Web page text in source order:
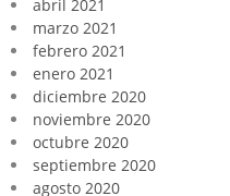
abril 2021
marzo 2021
febrero 2021
enero 2021
diciembre 2020
noviembre 2020
octubre 2020
septiembre 2020
agosto 2020